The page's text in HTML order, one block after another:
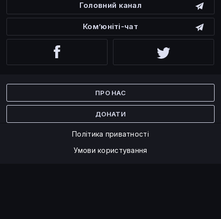
Головний канал
Ком’юніті-чат
ПРО НАС
ДОНАТИ
Політика приватності
Умови користування